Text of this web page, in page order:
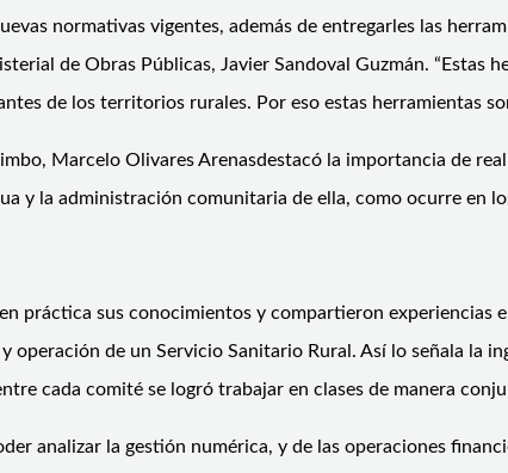
normativas vigentes, además de entregarles las
de Obras Públicas, Javier Sandoval Guzmán. “Estas
de los territorios rurales. Por eso estas herramientas
Marcelo Olivares Arenasdestacó la importancia de
y la administración comunitaria de ella, como ocurre en
práctica sus conocimientos y compartieron
operación de un Servicio Sanitario Rural. Así lo señala la
cada comité se logró trabajar en clases de manera
analizar la gestión numérica, y de las operaciones